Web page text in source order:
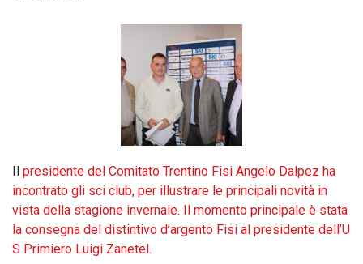
Il presidente del Comitato Trentino Fisi Angelo Dalpez ha
incontrato gli sci club, per illustrare le principali novità in
vista della stagione invernale. Il momento principale è stata
la consegna del distintivo d’argento Fisi al presidente dell’U
S Primiero Luigi Zanetel.